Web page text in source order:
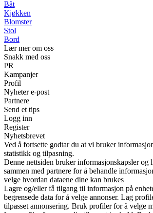
Båt
Kjøkken
Blomster
Stol
Bord
Lær mer om oss
Snakk med oss
PR
Kampanjer
Profil
Nyheter e-post
Partnere
Send et tips
Logg inn
Register
Nyhetsbrevet
Ved å fortsette godtar du at vi bruker
statistikk og tilpasning.
Denne nettsiden bruker informasjonskapsler og
sammen med partnere for å behandle
velge hvordan dataene dine kan brukes
Lagre og/eller få tilgang til informasjon på
begrensede data for å velge annonser. Lag
tilpasset annonsering. Bruk profiler for å velge